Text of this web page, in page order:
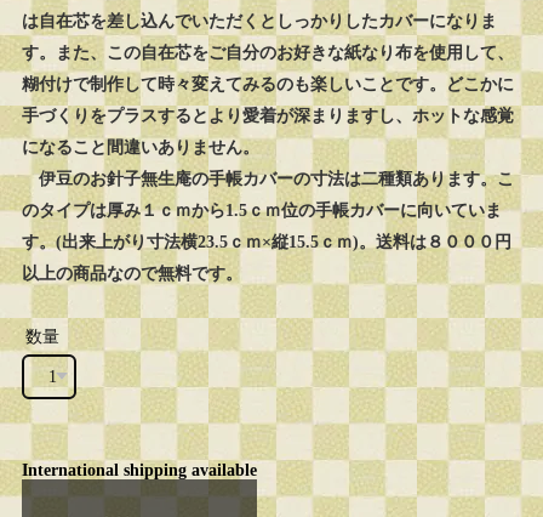
は自在芯を差し込んでいただくとしっかりしたカバーになりま
す。また、この自在芯をご自分のお好きな紙なり布を使用して、
糊付けで制作して時々変えてみるのも楽しいことです。どこかに
手づくりをプラスするとより愛着が深まりますし、ホットな感覚
になること間違いありません。
伊豆のお針子無生庵の手帳カバーの寸法は二種類あります。こ
のタイプは厚み１ｃｍから1.5ｃｍ位の手帳カバーに向いていま
す。(出来上がり寸法横23.5ｃｍ×縦15.5ｃｍ)。送料は８０００円
以上の商品なので無料です。
数量
International shipping available